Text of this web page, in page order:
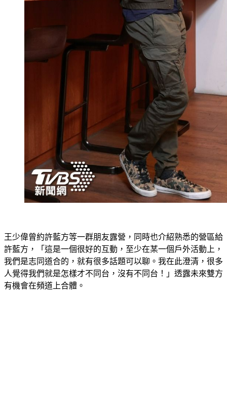
王少偉曾約許藍方等一群朋友露營，同時也介紹熟悉的營區給
許藍方，「這是一個很好的互動，至少在某一個戶外活動上，
我們是志同道合的，就有很多話題可以聊。我在此澄清，很多
人覺得我們就是怎樣才不同台，沒有不同台！」透露未來雙方